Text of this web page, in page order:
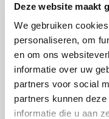
Deze website maakt
We gebruiken
personaliseren, om
en om ons
informatie over uw
partners voor social
partners kunnen
informatie die u aan
Vidaxl
All